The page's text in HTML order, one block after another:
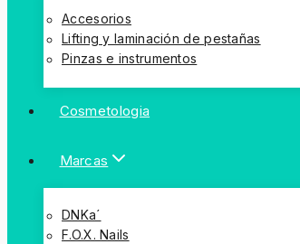
Accesorios
Lifting y laminación de pestañas
Pinzas e instrumentos
Cosmetologia
Marcas
DNKa´
F.O.X. Nails